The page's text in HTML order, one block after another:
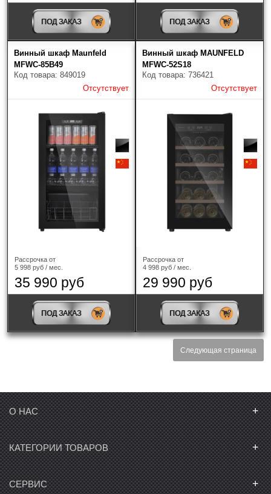
ПОД ЗАКАЗ ПОД ЗАКАЗ
Винный шкаф Maunfeld
MFWC-85B49
Код товара: 849019
Отсутствует
Рассрочка от
5 998 руб / мес.
35 990 руб
ПОД ЗАКАЗ
Винный шкаф MAUNFELD
MFWC-52S18
Код товара: 736421
Отсутствует
Рассрочка от
4 998 руб / мес.
29 990 руб
ПОД ЗАКАЗ
Следующая страница
О НАС +
КАТЕГОРИИ ТОВАРОВ +
СЕРВИС +